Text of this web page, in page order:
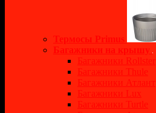
Термосы Primus
Багажники на крышу
Багажники Rollster
Багажники Thule
Багажники Атлант
Багажники Lux
Багажники Turtle